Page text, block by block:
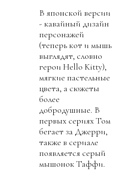
В японской версии
- кавайный дизайн
персонажей
(теперь кот и мышь
выглядят, словно
герои Hello Kitty),
мягкие пастельные
цвета, а сюжеты
более
добродушные. В
первых сериях Том
бегает за Джерри,
также в сериале
появляется серый
мышонок Таффи.